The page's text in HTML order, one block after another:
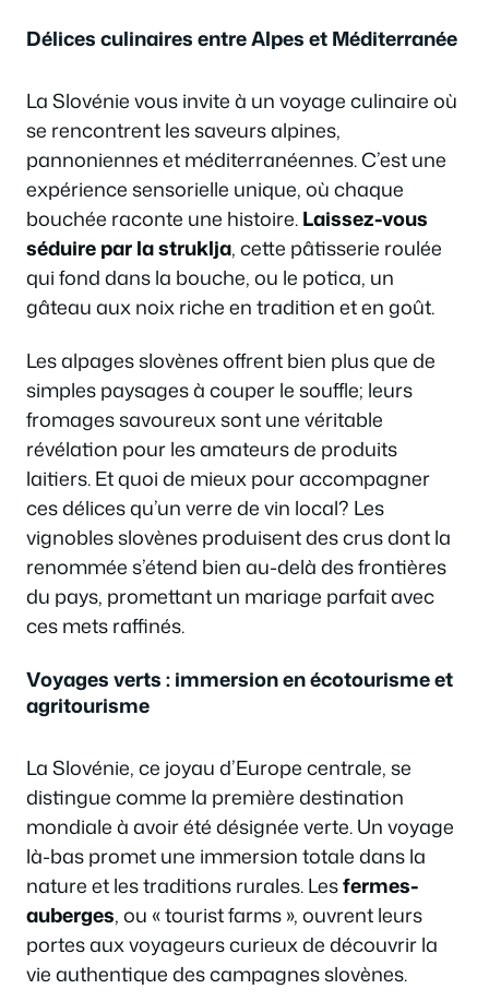
Délices culinaires entre Alpes et Méditerranée
La Slovénie vous invite à un voyage culinaire où
se rencontrent les saveurs alpines,
pannoniennes et méditerranéennes. C’est une
expérience sensorielle unique, où chaque
bouchée raconte une histoire.Laissez-vous
séduire par la struklja, cette pâtisserie roulée
qui fond dans la bouche, ou le potica, un
gâteau aux noix riche en tradition et en goût.
Les alpages slovènes offrent bien plus que de
simples paysages à couper le souffle; leurs
fromages savoureux sont une véritable
révélation pour les amateurs de produits
laitiers. Et quoi de mieux pour accompagner
ces délices qu’un verre de vin local? Les
vignobles slovènes produisent des crus dont la
renommée s’étend bien au-delà des frontières
du pays, promettant un mariage parfait avec
ces mets raffinés.
Voyages verts : immersion en écotourisme et
agritourisme
La Slovénie, ce joyau d’Europe centrale, se
distingue comme la première destination
mondiale à avoir été désignée verte. Un voyage
là-bas promet une immersion totale dans la
nature et les traditions rurales. Lesfermes-
auberges, ou « tourist farms », ouvrent leurs
portes aux voyageurs curieux de découvrir la
vie authentique des campagnes slovènes.